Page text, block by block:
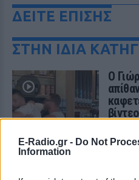
E-Radio.gr - Do Not
Information
ΔΕΙΤΕ ΕΠΙΣΗΣ
ΣΤΗΝ ΙΔΙΑ
Ο
βίντεο
Συνεχή